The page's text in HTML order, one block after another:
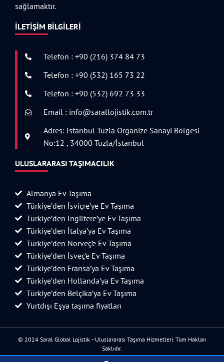
sağlamaktır.
İLETIŞIM BILGILERI
Telefon : +90 (216) 374 84 73
Telefon : +90 (532) 165 73 22
Telefon : +90 (532) 692 73 33
Email : info@sarallojistik.com.tr
Adres: İstanbul Tuzla Organize Sanayi Bölgesi
No:12 , 34000 Tuzla/İstanbul
ULUSLARARASI TAŞIMACILIK
Almanya Ev Taşıma
Türkiye’den İsviçre’ye Ev Taşıma
Türkiye’den İngiltere’ye Ev Taşıma
Türkiye’den İtalya’ya Ev Taşıma
Türkiye’den Norveç’e Ev Taşıma
Türkiye’den İsveç’e Ev Taşıma
Türkiye’den Fransa’ya Ev Taşıma
Türkiye’den Hollanda’ya Ev Taşıma
Türkiye’den Belçika’ya Ev Taşıma
Yurtdışı Eşya taşıma fiyatları
© 2024 Saral Global Lojistik –Uluslararası Taşıma Hizmetleri. Tüm Hakları
Saklıdır.